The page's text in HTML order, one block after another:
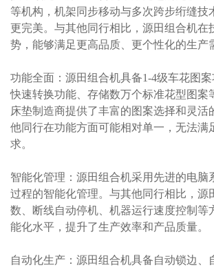
等机构，机架同步移动与多次跨步绗缝技
更完美。与其他同行相比，源田组合机在
势，能够满足更高品质、更个性化的生产
功能全面：源田组合机具备1-4级车花图
快速转换功能、存储数万个标准花型图案
床垫制造商提供了丰富的图案选择和灵活
他同行在功能方面可能相对单一，无法满
求。
智能化管理：源田组合机采用先进的电脑
过程的智能化管理。与其他同行相比，源
数、断线自动停机、机器运行速度控制等
能化水平，提升了生产效率和产品质量。
自动化生产：源田组合机具备自动锁边、